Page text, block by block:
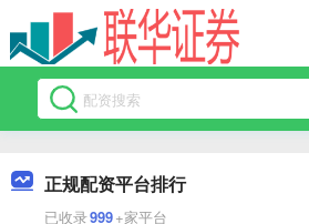
正规配资平台排行
已收录999+家平台